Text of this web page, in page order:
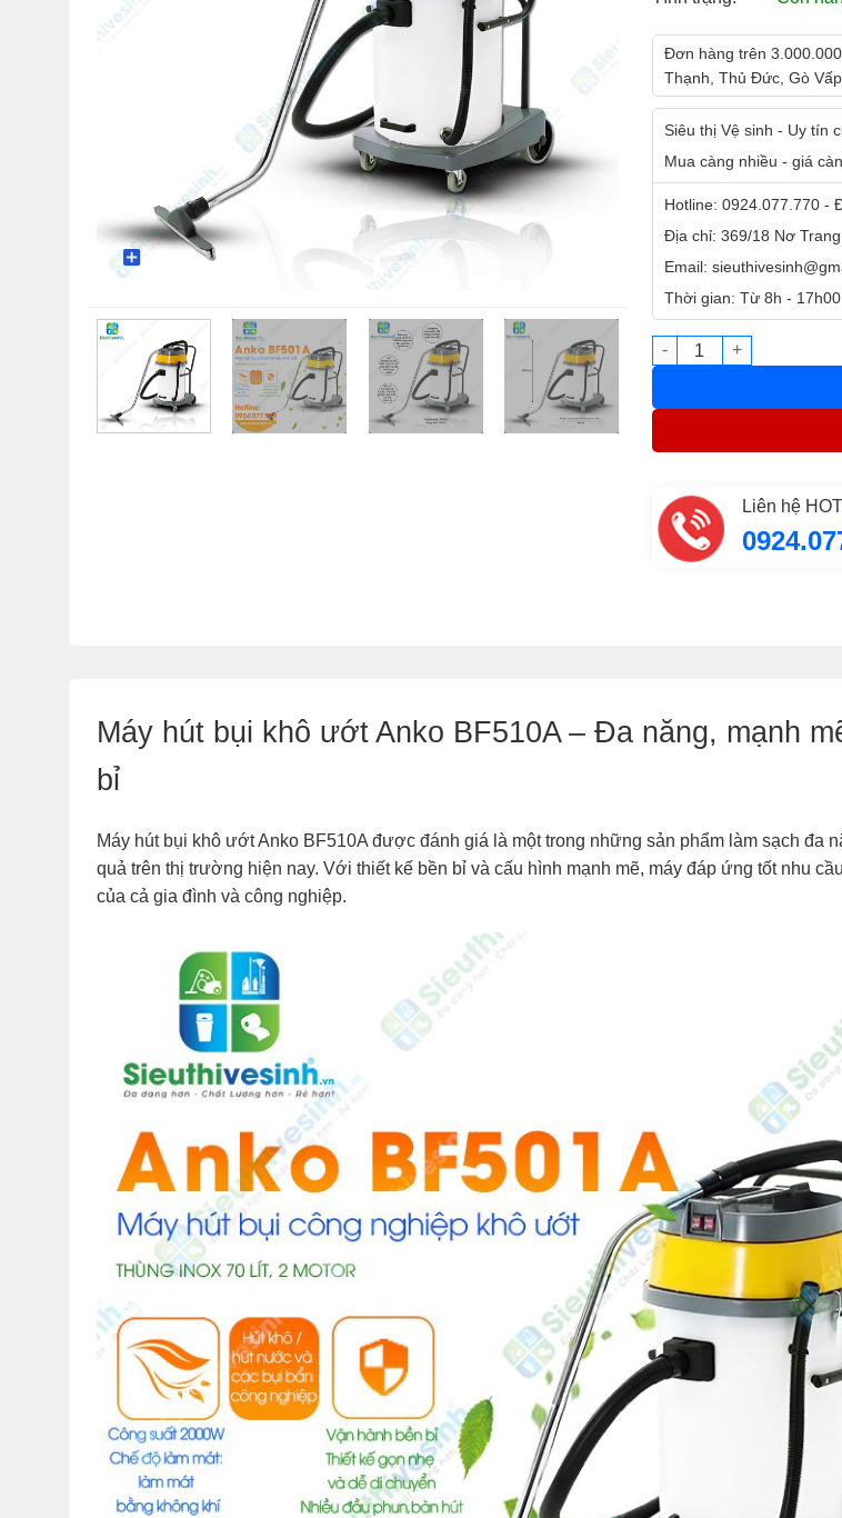
Đơn hàng trên
Thạnh, Thủ Đức, Gò
Siêu thị Vệ sinh - Uy tín
Mua càng nhiều - giá
Hotline: 0924.077.770 -
Địa chỉ: 369/18 Nơ
Email:
Thời gian: Từ 8h -
Máy hút bụi khô ướt
Liên hệ
Máy hút bụi khô ướt Anko BF510A – Đa năng, mạnh
bỉ
Máy hút bụi khô ướt Anko BF510A được đánh giá là một trong những sản phẩm làm sạch đa
quả trên thị trường hiện nay. Với thiết kế bền bỉ và cấu hình mạnh mẽ, máy đáp ứng tốt nhu
của cả gia đình và công nghiệp.